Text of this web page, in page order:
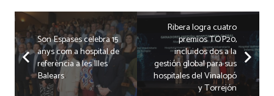
Son Espases celebra 15
anys com a hospital de
referència a les Illes
Balears
Ribera logra cuatro
premios TOP20,
incluidos dos a la
gestión global para sus
hospitales del Vinalopó
y Torrejón